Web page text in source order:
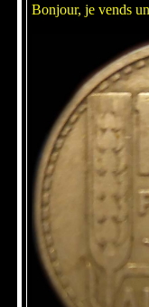
Bonjour, je vends